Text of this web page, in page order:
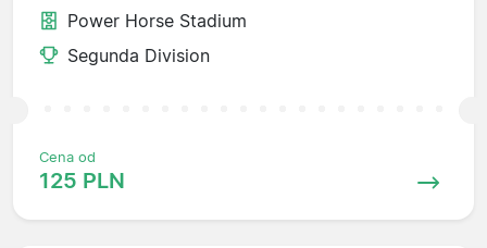
Power Horse Stadium
Segunda Division
Cena od
125 PLN